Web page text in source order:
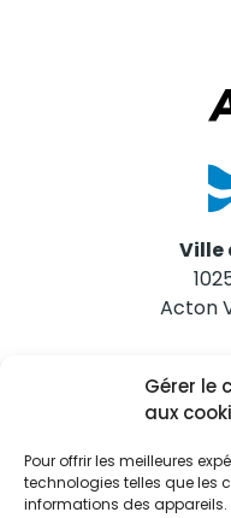
Gérer le
aux
Pour offrir les meilleures
technologies telles que les
informations des
Ville
Acton
Tél.